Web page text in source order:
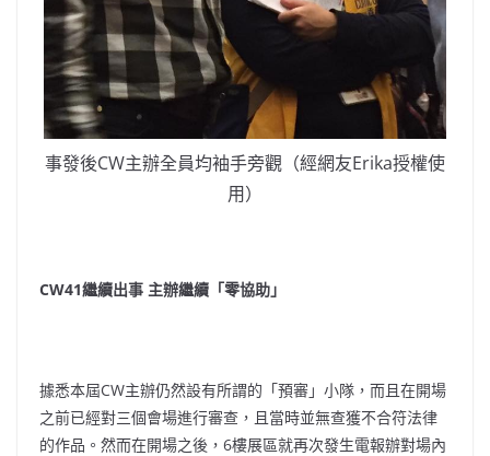
事發後CW主辦全員均袖手旁觀（經網友Erika授權使
用）
CW41繼續出事 主辦繼續「零協助」
據悉本屆CW主辦仍然設有所謂的「預審」小隊，而且在開場
之前已經對三個會場進行審查，且當時並無查獲不合符法律
的作品。然而在開場之後，6樓展區就再次發生電報辦對場內